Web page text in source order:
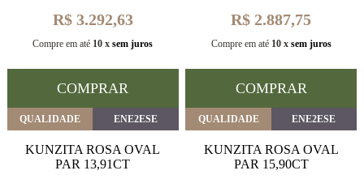
R$ 3.292,63
Compre em até 10 x sem juros
COMPRAR
R$ 2.887,75
Compre em até 10 x sem juros
COMPRAR
QUALIDADE ENE2ESE
KUNZITA ROSA OVAL
PAR 13,91CT
QUALIDADE ENE2ESE
KUNZITA ROSA OVAL
PAR 15,90CT